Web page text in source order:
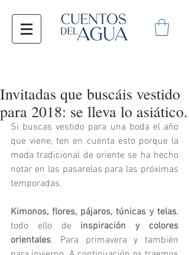
Invitadas que buscáis vestido
para 2018: se lleva lo asiático.
Si buscas vestido para una boda el año
que viene, ten en cuenta esto porque la
moda tradicional de oriente se ha hecho
notar en las pasarelas para las próximas
temporadas.
Kimonos, flores, pájaros, túnicas y telas,
todo ello de inspiración y colores
orientales. Para primavera y también